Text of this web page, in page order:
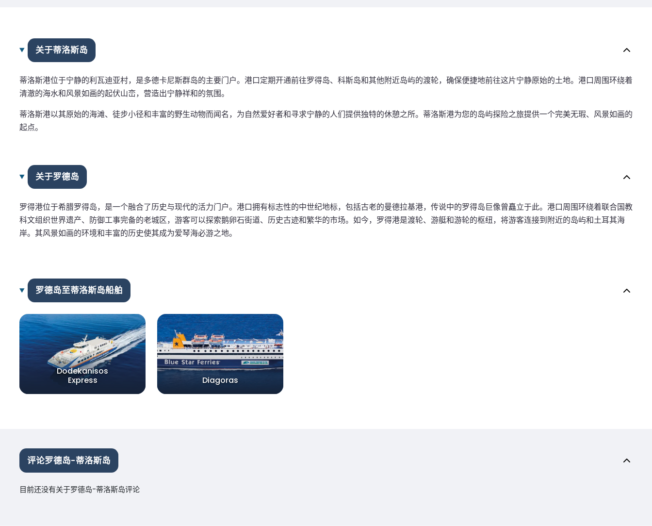
关于蒂洛斯岛
蒂洛斯港位于宁静的利瓦迪亚村，是多德卡尼斯群岛的主要门户。港口定期开通前往罗得岛、科斯岛和其他附近岛屿的渡轮，确保便捷地前往这片宁静原始的土地。港口周围环绕着
清澈的海水和风景如画的起伏山峦，营造出宁静祥和的氛围。
蒂洛斯港以其原始的海滩、徒步小径和丰富的野生动物而闻名，为自然爱好者和寻求宁静的人们提供独特的休憩之所。蒂洛斯港为您的岛屿探险之旅提供一个完美无瑕、风景如画的
起点。
关于罗德岛
罗得港位于希腊罗得岛，是一个融合了历史与现代的活力门户。港口拥有标志性的中世纪地标，包括古老的曼德拉基港，传说中的罗得岛巨像曾矗立于此。港口周围环绕着联合国教
科文组织世界遗产、防御工事完备的老城区，游客可以探索鹅卵石街道、历史古迹和繁华的市场。如今，罗得港是渡轮、游艇和游轮的枢纽，将游客连接到附近的岛屿和土耳其海
岸。其风景如画的环境和丰富的历史使其成为爱琴海必游之地。
罗德岛至蒂洛斯岛船舶
Dodekanisos
Express
Diagoras
评论罗德岛-蒂洛斯岛
目前还没有关于罗德岛-蒂洛斯岛评论